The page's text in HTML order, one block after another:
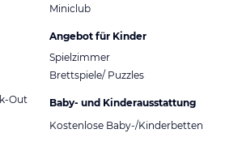
Out
Miniclub
Angebot für Kinder
Spielzimmer
Brettspiele/ Puzzles
Baby- und Kinderausstattung
Kostenlose Baby-/Kinderbetten